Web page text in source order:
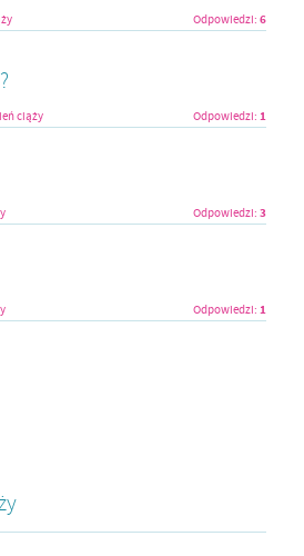
Odpowiedzi: 6
ciąży Odpowiedzi: 1
Odpowiedzi: 3
Odpowiedzi: 1